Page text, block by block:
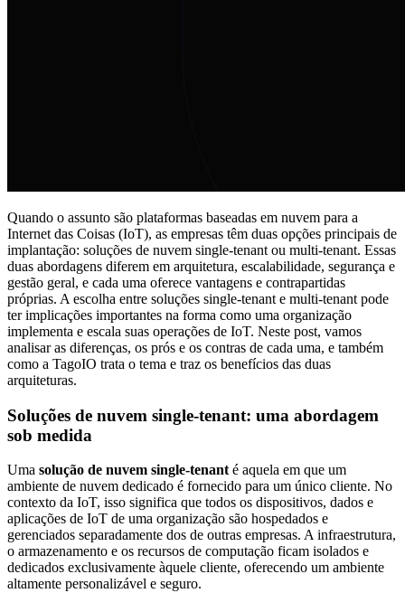
Quando o assunto são plataformas baseadas em nuvem para a
Internet das Coisas (IoT), as empresas têm duas opções principais de
implantação: soluções de nuvem single-tenant ou multi-tenant. Essas
duas abordagens diferem em arquitetura, escalabilidade, segurança e
gestão geral, e cada uma oferece vantagens e contrapartidas
próprias. A escolha entre soluções single-tenant e multi-tenant pode
ter implicações importantes na forma como uma organização
implementa e escala suas operações de IoT. Neste post, vamos
analisar as diferenças, os prós e os contras de cada uma, e também
como a TagoIO trata o tema e traz os benefícios das duas
arquiteturas.
Soluções de nuvem single-tenant: uma abordagem
sob medida
Uma solução de nuvem single-tenant é aquela em que um
ambiente de nuvem dedicado é fornecido para um único cliente. No
contexto da IoT, isso significa que todos os dispositivos, dados e
aplicações de IoT de uma organização são hospedados e
gerenciados separadamente dos de outras empresas. A infraestrutura,
o armazenamento e os recursos de computação ficam isolados e
dedicados exclusivamente àquele cliente, oferecendo um ambiente
altamente personalizável e seguro.